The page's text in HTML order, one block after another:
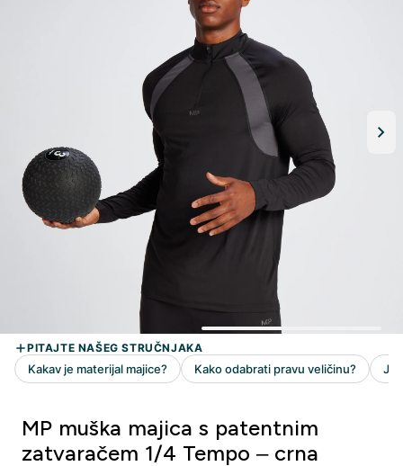
MP muška majica s patentnim
zatvaračem 1/4 Tempo – crna